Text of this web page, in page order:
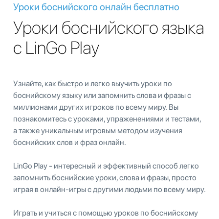
Уроки боснийского онлайн бесплатно
Уроки боснийского языка
с LinGo Play
Узнайте, как быстро и легко выучить уроки по
боснийскому языку или запомнить слова и фразы с
миллионами других игроков по всему миру. Вы
познакомитесь с уроками, упраженениями и тестами,
а также уникальным игровым методом изучения
боснийских слов и фраз онлайн.
LinGo Play - интересный и эффективный способ легко
запомнить боснийские уроки, слова и фразы, просто
играя в онлайн-игры с другими людьми по всему миру.
Играть и учиться с помощью уроков по боснийскому